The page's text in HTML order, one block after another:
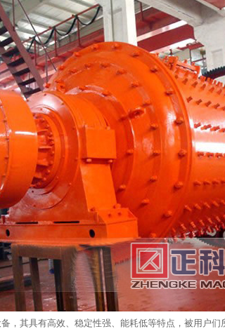
，其具有高效、稳定性强、能耗低等特点，被用户